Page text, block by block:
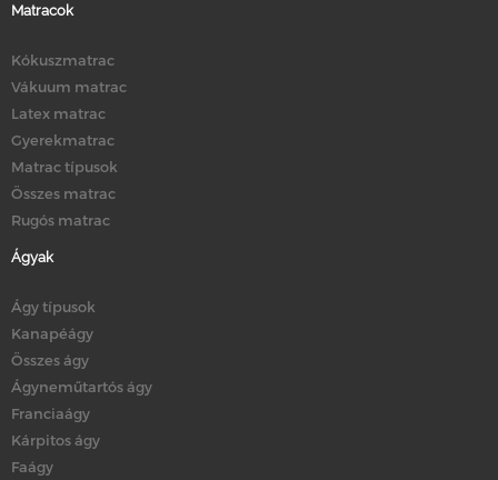
Matracok
Kókuszmatrac
Vákuum matrac
Latex matrac
Gyerekmatrac
Matrac típusok
Összes matrac
Rugós matrac
Ágyak
Ágy típusok
Kanapéágy
Összes ágy
Ágyneműtartós ágy
Franciaágy
Kárpitos ágy
Faágy